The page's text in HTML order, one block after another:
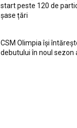
start peste 120 de
șase țări
CSM Olimpia își
debutului în noul sezon